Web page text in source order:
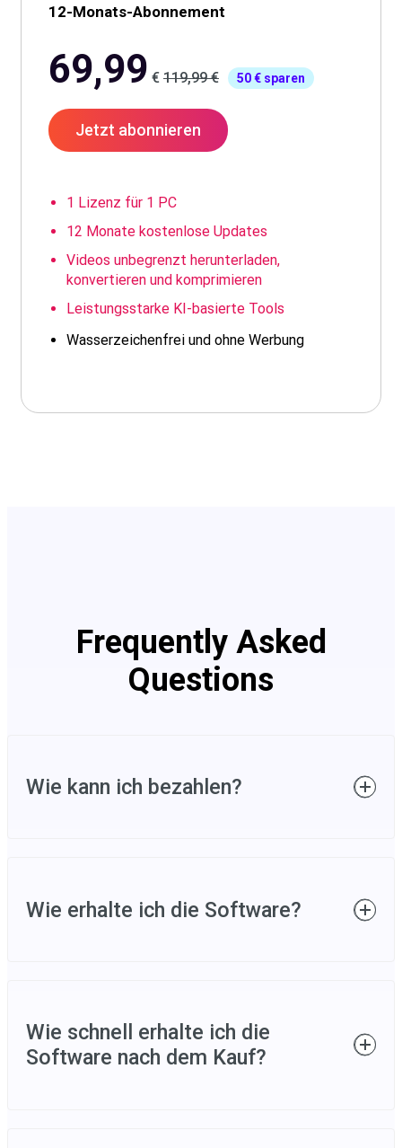
12-Monats-Abonnement
69,99 € 119,99 € 50 € sparen
Jetzt abonnieren
1 Lizenz für 1 PC
12 Monate kostenlose Updates
Videos unbegrenzt herunterladen,
konvertieren und komprimieren
Leistungsstarke KI-basierte Tools
Wasserzeichenfrei und ohne Werbung
Frequently Asked
Questions
Wie kann ich bezahlen?
PayPal, MasterCard, VISA, American Express
Wie erhalte ich die Software?
sowie Ihrem Lizenzschlüssel.
Wie schnell erhalte ich die
Software nach dem Kauf?